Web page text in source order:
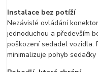
Instalace bez potíží
Nezávislé ovládání
jednoduchou a především
poškození sedadel vozidla.
minimalizuje pohyb